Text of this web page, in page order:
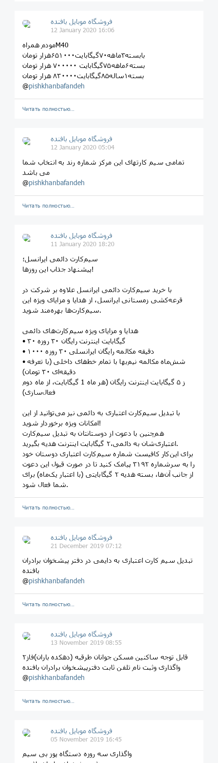
فروشگاه موبایل بافنده
12 January 2020 16:06
مودم همراهM40
بابسته۳ماهه۷۰گیگابایت۶۵۱۰۰۰هزار تومان
بسته۶ماهه۷۵گیگابایت ۷۰۰۰۰۰ هزار تومان
بسته۱ساله۸۵گیگابایت۸۳۰۰۰۰ هزار تومان
@pishkhanbafandeh
Читать полностью…
فروشگاه موبایل بافنده
12 January 2020 05:04
تمامی سیم کارتهای این مرکز شماره رند به انتخاب شما
می باشد
@pishkhanbafandeh
Читать полностью…
فروشگاه موبایل بافنده
11 January 2020 18:20
سیم‌کارت دائمی ایرانسل؛
پیشنهاد جذاب این روزها!
با خرید سیم‌کارت دائمی ایرانسل علاوه بر شرکت در
قرعه‌کشی زمستانی ایرانسل، از هدایا و مزایای ویژه این
سیم‌کارت‌ها بهره‌مند شوید.
هدایا و مزایای ویژه سیم‌کارت‌های دائمی
• ۳۰ گیگابایت اینترنت رایگان ۳۰ ‌روزه
• ۱۰۰۰ دقیقه مکالمه رایگان ایرانسلی ۳۰ ‌روزه
• شش‌ماه مکالمه نیم‌بها با تمام خط‌های داخلی (با تعرفه
دقیقه‌ای ۳۰ تومان)
ز ۵ گیگابایت اینترنت رایگان (هر ماه 1 گیگابایت، از ماه دوم
فعال‌سازی)
با تبدیل سیم‌کارت اعتباری به دائمی نیز می‌توانید از این
امکانات ویژه برخوردار شوید!
هم‌چنین با دعوت از دوستانتان به تبدیل سیم‌کارت
اعتباری‌شان به دائمی،۲ گیگابایت اینترنت هدیه بگیرید.
برای این‌کار کافیست شماره سیم‌کارت اعتباری دوستان خود
را به سرشماره ۳۱۹۲ پیامک کنید تا در صورت قبول این دعوت
از جانب آن‌ها، بسته هدیه ۲ گیگابایتی (با اعتبار یک‌ماه) برای
شما فعال شود.
Читать полностью…
فروشگاه موبایل بافنده
21 December 2019 07:12
تبدیل سیم کارت اعتباری به دایمی در دفتر پیشخوان برادران
بافنده
@pishkhanbafandeh
Читать полностью…
فروشگاه موبایل بافنده
13 November 2019 08:55
قابل توجه ساکنین مسکن جوانان طرقبه (دهکده باران)فاز۲
واگذاری وثبت نام تلفن ثابت دفترپیشخوان برادران بافنده
@pishkhanbafandeh
Читать полностью…
فروشگاه موبایل بافنده
05 November 2019 16:45
واگذاری سه روزه دستگاه پوز بی سیم